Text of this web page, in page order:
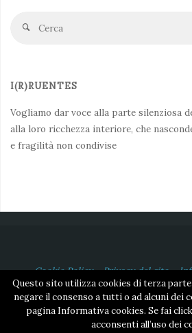
Cerca
I(R)RUENTES
Vogliamo dar voce alla parte silenziosa
alla loro ricchezza interiore, che
e fragilità non condivise
Cookie Policy-Privacy del sito-
©2018 Associazione APS Irruentes |
Powered by
Questo sito utilizza cookies di terza
negare il consenso a tutti o ad alcuni dei
pagina Informativa cookies. Se fai
acconsenti all’uso dei